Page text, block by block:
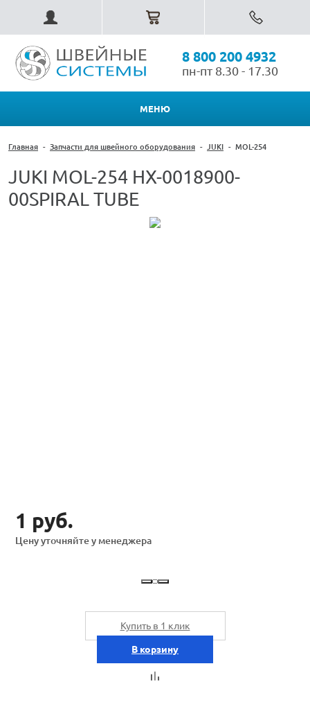
8 800 200 4932
пн-пт 8.30 - 17.30
МЕНЮ
Главная - Запчасти для швейного оборудования - JUKI - MOL-254
JUKI MOL-254 HX-0018900-
00SPIRAL TUBE
1 руб.
Цену уточняйте у менеджера
Купить в 1 клик
В корзину